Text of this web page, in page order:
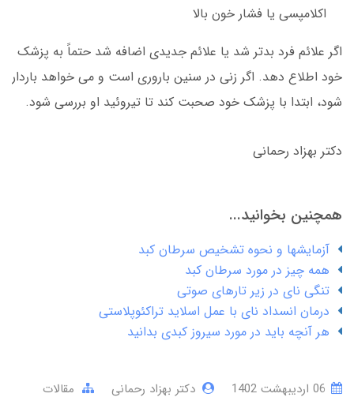
اکلامپسی یا فشار خون بالا
اگر علائم فرد بدتر شد یا علائم جدیدی اضافه شد حتماً به پزشک
خود اطلاع دهد. اگر زنی در سنین باروری است و می خواهد باردار
شود، ابتدا با پزشک خود صحبت کند تا تیروئید او بررسی شود.
دکتر بهزاد رحمانی
همچنین بخوانید...
آزمایشها و نحوه تشخیص سرطان کبد
همه چیز در مورد سرطان کبد
تنگی نای در زیر تارهای صوتی
درمان انسداد نای با عمل اسلاید تراکئوپلاستی
هر آنچه باید در مورد سیروز کبدی بدانید
دکتر بهزاد رحمانی مقالات